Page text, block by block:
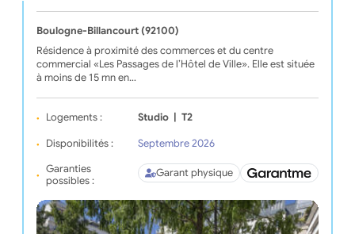
Boulogne-Billancourt (92100)
Résidence à proximité des commerces et du centre
commercial «Les Passages de l’Hôtel de Ville». Elle est située
à moins de 15 mn en…
Logements : Studio T2
Disponibilités :
Septembre 2026
Garanties
possibles :
Garant physique